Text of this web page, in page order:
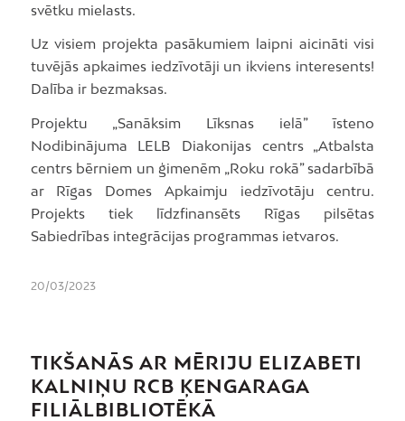
svētku mielasts.
Uz visiem projekta pasākumiem laipni aicināti visi
tuvējās apkaimes iedzīvotāji un ikviens interesents!
Dalība ir bezmaksas.
Projektu „Sanāksim Līksnas ielā” īsteno
Nodibinājuma LELB Diakonijas centrs „Atbalsta
centrs bērniem un ģimenēm „Roku rokā” sadarbībā
ar Rīgas Domes Apkaimju iedzīvotāju centru.
Projekts tiek līdzfinansēts Rīgas pilsētas
Sabiedrības integrācijas programmas ietvaros.
20/03/2023
TIKŠANĀS AR MĒRIJU ELIZABETI
KALNIŅU RCB ĶENGARAGA
FILIĀLBIBLIOTĒKĀ